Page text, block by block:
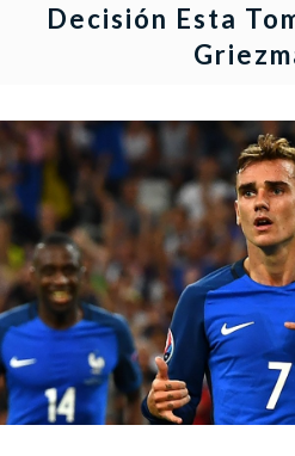
Noticias
Otros Deportes
Risaralda
Pereira
Decisión Esta